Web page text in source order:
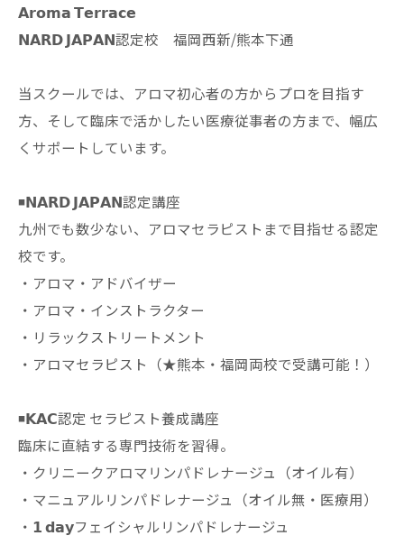
𝗔𝗿𝗼𝗺𝗮 𝗧𝗲𝗿𝗿𝗮𝗰𝗲
𝗡𝗔𝗥𝗗 𝗝𝗔𝗣𝗔𝗡認定校 福岡西新/熊本下通
当スクールでは、アロマ初心者の方からプロを目指す
方、そして臨床で活かしたい医療従事者の方まで、幅広
くサポートしています。
◾️𝗡𝗔𝗥𝗗 𝗝𝗔𝗣𝗔𝗡認定講座
九州でも数少ない、アロマセラピストまで目指せる認定
校です。
・アロマ・アドバイザー
・アロマ・インストラクター
・リラックストリートメント
・アロマセラピスト（★熊本・福岡両校で受講可能！）
◾️𝗞𝗔𝗖認定 セラピスト養成講座
臨床に直結する専門技術を習得。
・クリニークアロマリンパドレナージュ（オイル有）
・マニュアルリンパドレナージュ（オイル無・医療用）
・𝟭 𝗱𝗮𝘆フェイシャルリンパドレナージュ